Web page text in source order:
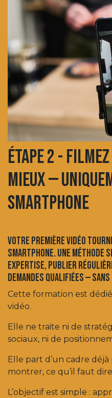
ÉTAPE 2 -
mieux —
smartphone
Votre première vidéo
smartphone. Une
expertise, publier
demandes qualifiées —
Cette formation est
vidéo.
Elle ne traite ni de
sociaux, ni de
Elle part d’un cadre déjà
montrer, ce qu’il faut
L’objectif est simple :